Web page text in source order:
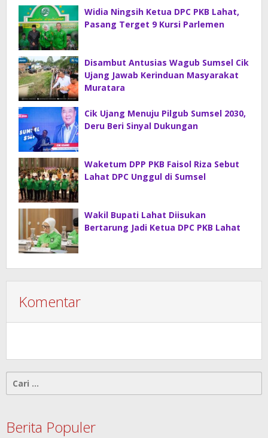
Widia Ningsih Ketua DPC PKB Lahat,
Pasang Terget 9 Kursi Parlemen
Disambut Antusias Wagub Sumsel Cik
Ujang Jawab Kerinduan Masyarakat
Muratara
Cik Ujang Menuju Pilgub Sumsel 2030,
Deru Beri Sinyal Dukungan
Waketum DPP PKB Faisol Riza Sebut
Lahat DPC Unggul di Sumsel
Wakil Bupati Lahat Diisukan
Bertarung Jadi Ketua DPC PKB Lahat
Komentar
Cari
untuk:
Berita Populer